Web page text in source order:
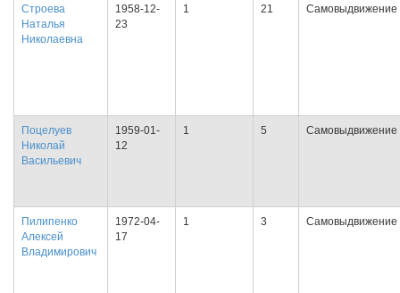
Строева
Наталья
Николаевна
1958-12-
23
1 21 Самовыдвижение
Поцелуев
Николай
Васильевич
1959-01-
12
1 5 Самовыдвижение
Пилипенко
Алексей
Владимирович
1972-04-
17
1 3 Самовыдвижение